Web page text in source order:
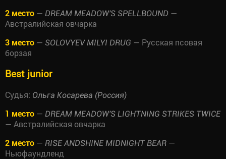
2 место — DREAM MEADOW'S SPELLBOUND —
Австралийская овчарка
3 место — SOLOVYEV MILYI DRUG — Русская псовая
борзая
Best junior
Судья: Ольга Косарева (Россия)
1 место — DREAM MEADOW'S LIGHTNING STRIKES TWICE
— Австралийская овчарка
2 место — RISE ANDSHINE MIDNIGHT BEAR —
Ньюфаундленд